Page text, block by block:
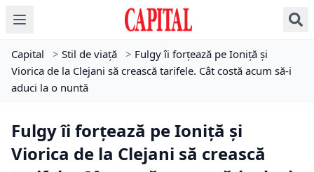
Capital > Stil de viață > Fulgy îi forţează pe Ioniţă şi
Viorica de la Clejani să crească tarifele. Cât costă acum să-i
aduci la o nuntă
Fulgy îi forţează pe Ioniţă şi
Viorica de la Clejani să crească